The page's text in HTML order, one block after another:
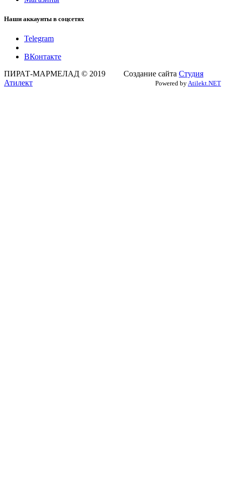
Наши аккаунты в соцсетях
Telegram
ВКонтакте
ПИРАТ-МАРМЕЛАД © 2019 Создание сайта Студия
Атилект
Powered byAtilekt.NET